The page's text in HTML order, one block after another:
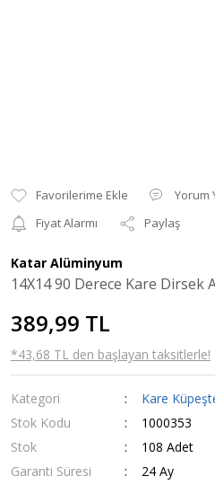
Yorum
Fiyat Alarmı
Paylaş
Katar Alüminyum
14X14 90 Derece Kare Dirsek
389,99 TL
*43,68 TL den başlayan taksitlerle!
Kategori
Kare
Stok Kodu
1000353
Stok
108 Adet
Garanti Süresi
24 Ay